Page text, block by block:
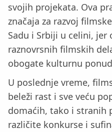
svojih projekata. Ova
značaja za razvoj
Sadu i Srbiji u celini, jer
raznovrsnih filmskih
obogate kulturnu
U poslednje vreme,
beleži rast i sve veću
domaćih, tako i stranih
različite konkurse i